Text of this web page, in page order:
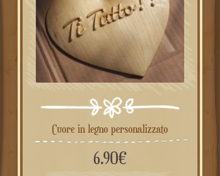
Cuore in legno personalizzato
6.90€